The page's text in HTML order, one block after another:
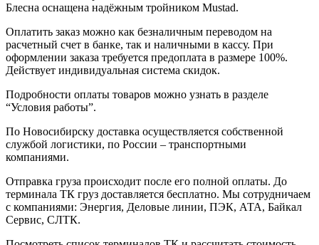
Блесна оснащена надёжным тройником Mustad.
Оплатить заказ можно как безналичным переводом на
расчетный счет в банке, так и наличными в кассу. При
оформлении заказа требуется предоплата в размере 100%.
Действует индивидуальная система скидок.
Подробности оплаты товаров можно узнать в разделе
“Условия работы”.
По Новосибирску доставка осуществляется собственной
службой логистики, по России – транспортными
компаниями.
Отправка груза происходит после его полной оплаты. До
терминала ТК груз доставляется бесплатно. Мы сотрудничаем
с компаниями: Энергия, Деловые линии, ПЭК, АТА, Байкал
Сервис, СЛТК.